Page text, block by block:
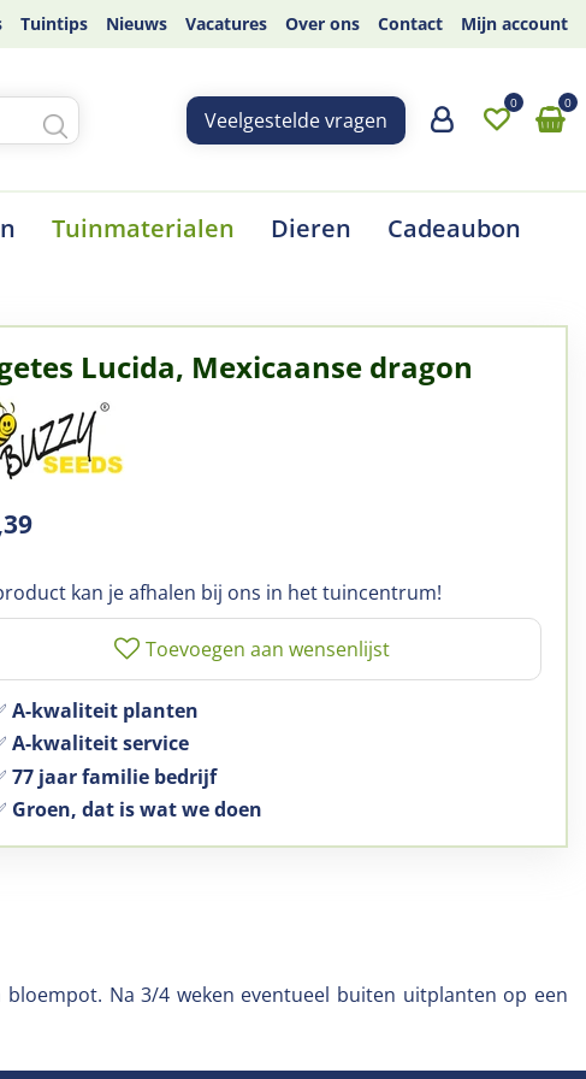
Tuintips Nieuws Vacatures Over ons Contact Mijn account
Veelgestelde vragen
Tuinmaterialen Dieren Cadeaubon
Lucida, Mexicaanse dragon
39
kan je afhalen bij ons in het tuincentrum!
A-kwaliteit planten
A-kwaliteit service
77 jaar familie bedrijf
Groen, dat is wat we doen
Na 3/4 weken eventueel buiten uitplanten op een